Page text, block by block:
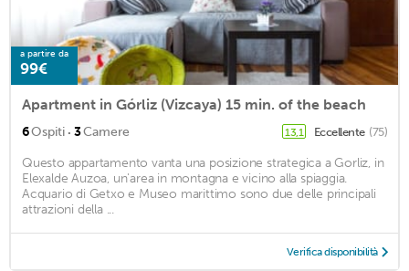
a partire da
99€
Apartment in Górliz (Vizcaya) 15 min. of the beach
6Ospiti · 3Camere 13,1 Eccellente (75)
Questo appartamento vanta una posizione strategica a Gorliz, in
Elexalde Auzoa, un'area in montagna e vicino alla spiaggia.
Acquario di Getxo e Museo marittimo sono due delle principali
attrazioni della ...
Verifica disponibilità